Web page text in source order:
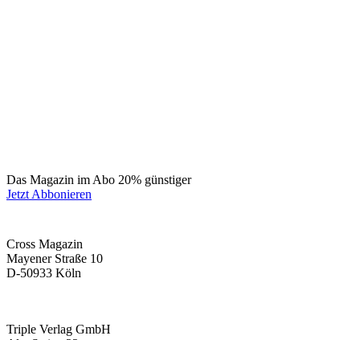
Das Magazin im Abo 20% günstiger
Jetzt Abbonieren
Cross Magazin
Mayener Straße 10
D-50933 Köln
Triple Verlag GmbH